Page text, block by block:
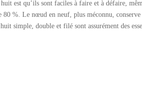
est qu’ils sont faciles à faire et à défaire,
%. Le nœud en neuf, plus méconnu, conserve
simple, double et filé sont assurément des